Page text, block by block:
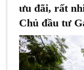
ưu đãi, rất
Chủ đầu tư